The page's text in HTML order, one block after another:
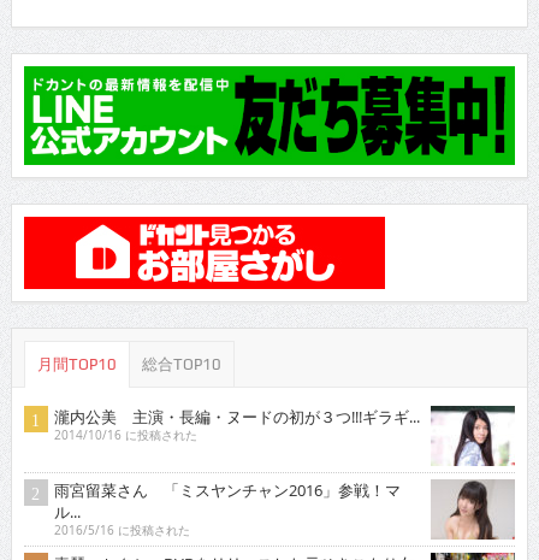
月間TOP10 総合TOP10
瀧内公美 主演・長編・ヌードの初が３つ!!!ギラギ...
2014/10/16 に投稿された
雨宮留菜さん 「ミスヤンチャン2016」参戦！マ
ル...
2016/5/16 に投稿された